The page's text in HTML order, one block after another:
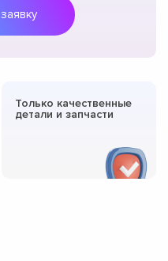
Оставить заявку
Только качественные
детали и запчасти